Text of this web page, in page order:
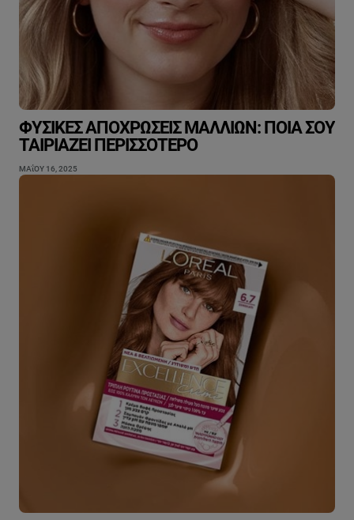
ΦΥΣΙΚΈΣ ΑΠΟΧΡΏΣΕΙΣ ΜΑΛΛΙΏΝ: ΠΟΙΑ ΣΟΥ
ΤΑΙΡΙΆΖΕΙ ΠΕΡΙΣΣΌΤΕΡΟ
ΜΑΐΟΥ 16, 2025